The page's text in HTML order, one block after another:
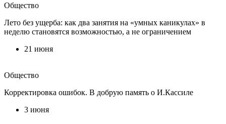
Общество
Лето без ущерба: как два занятия на «умных каникулах» в
неделю становятся возможностью, а не ограничением
21 июня
Общество
Корректировка ошибок. В добрую память о И.Кассиле
3 июня